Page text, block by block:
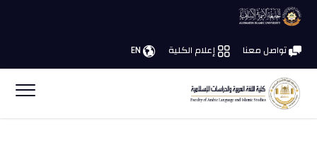
تواصل معنا إعلام الكلية EN